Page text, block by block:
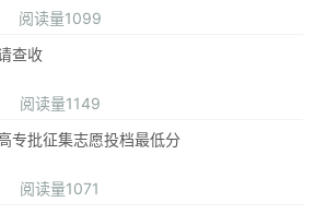
阅读量1099
查收
阅读量1149
专批征集志愿投档最低分
阅读量1071